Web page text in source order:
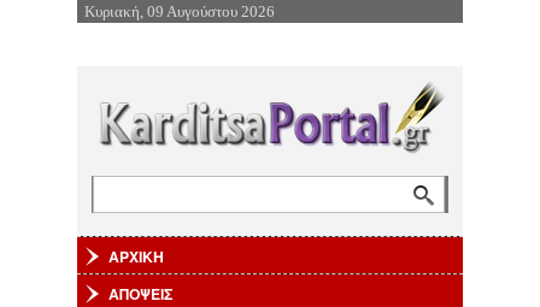
Επιστροφή στην Πλοήγηση
Κυριακή, 09 Αυγούστου 2026
ΑΡΧΙΚΗ
ΑΠΟΨΕΙΣ